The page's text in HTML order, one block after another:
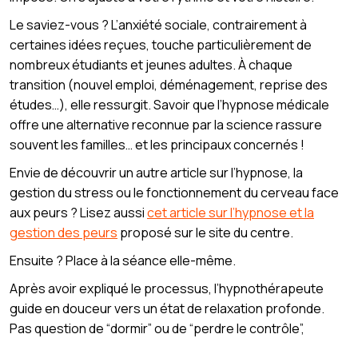
Le saviez-vous ? L’anxiété sociale, contrairement à
certaines idées reçues, touche particulièrement de
nombreux étudiants et jeunes adultes. À chaque
transition (nouvel emploi, déménagement, reprise des
études…), elle ressurgit. Savoir que l’hypnose médicale
offre une alternative reconnue par la science rassure
souvent les familles… et les principaux concernés !
Envie de découvrir un autre article sur l’hypnose, la
gestion du stress ou le fonctionnement du cerveau face
aux peurs ? Lisez aussicet article sur l’hypnose et la
gestion des peurs proposé sur le site du centre.
Ensuite ? Place à la séance elle-même.
Après avoir expliqué le processus, l’hypnothérapeute
guide en douceur vers un état de relaxation profonde.
Pas question de “dormir” ou de “perdre le contrôle”,